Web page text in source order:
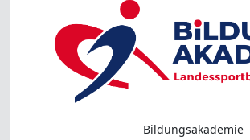
Bildungsakademie